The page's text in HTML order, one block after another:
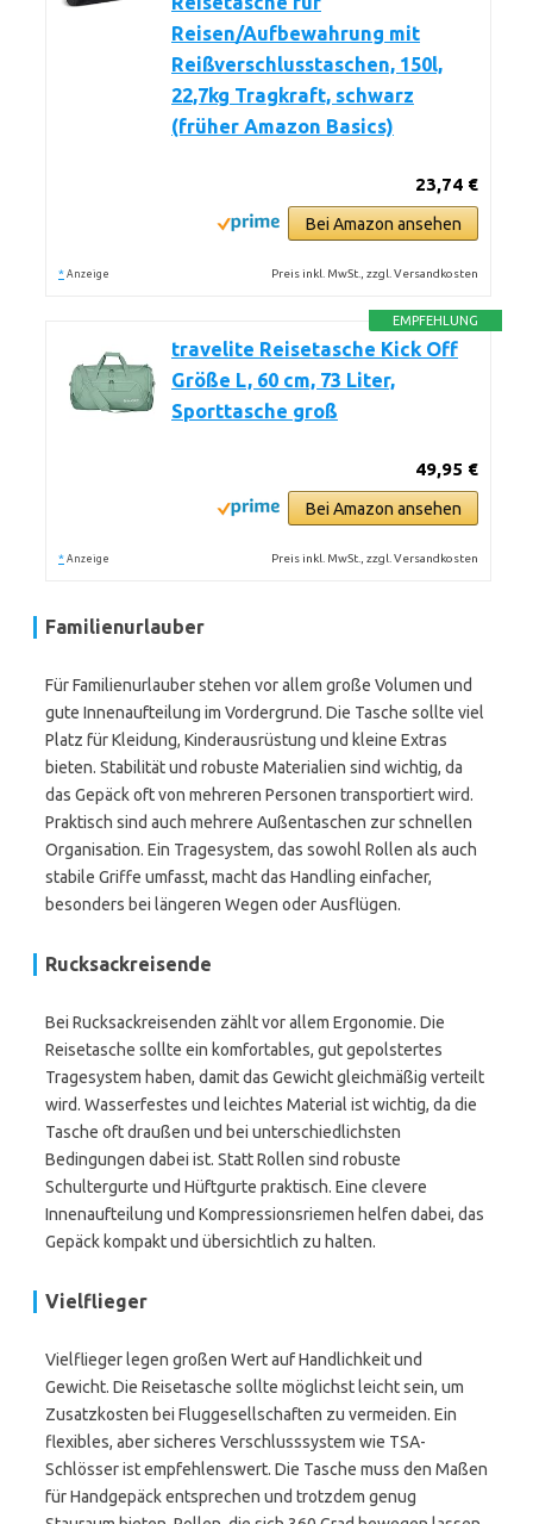
Reisen/Aufbewahrung mit
Reißverschlusstaschen, 150l,
22,7kg Tragkraft, schwarz
(früher Amazon Basics)
23,74 €
Bei Amazon ansehen
* Anzeige Preis inkl. MwSt., zzgl. Versandkosten
EMPFEHLUNG
travelite Reisetasche Kick Off
Größe L, 60 cm, 73 Liter,
Sporttasche groß
49,95 €
Bei Amazon ansehen
* Anzeige Preis inkl. MwSt., zzgl. Versandkosten
Familienurlauber
Für Familienurlauber stehen vor allem große Volumen und
gute Innenaufteilung im Vordergrund. Die Tasche sollte viel
Platz für Kleidung, Kinderausrüstung und kleine Extras
bieten. Stabilität und robuste Materialien sind wichtig, da
das Gepäck oft von mehreren Personen transportiert wird.
Praktisch sind auch mehrere Außentaschen zur schnellen
Organisation. Ein Tragesystem, das sowohl Rollen als auch
stabile Griffe umfasst, macht das Handling einfacher,
besonders bei längeren Wegen oder Ausflügen.
Rucksackreisende
Bei Rucksackreisenden zählt vor allem Ergonomie. Die
Reisetasche sollte ein komfortables, gut gepolstertes
Tragesystem haben, damit das Gewicht gleichmäßig verteilt
wird. Wasserfestes und leichtes Material ist wichtig, da die
Tasche oft draußen und bei unterschiedlichsten
Bedingungen dabei ist. Statt Rollen sind robuste
Schultergurte und Hüftgurte praktisch. Eine clevere
Innenaufteilung und Kompressionsriemen helfen dabei, das
Gepäck kompakt und übersichtlich zu halten.
Vielflieger
Vielflieger legen großen Wert auf Handlichkeit und
Gewicht. Die Reisetasche sollte möglichst leicht sein, um
Zusatzkosten bei Fluggesellschaften zu vermeiden. Ein
flexibles, aber sicheres Verschlusssystem wie TSA-
Schlösser ist empfehlenswert. Die Tasche muss den Maßen
für Handgepäck entsprechen und trotzdem genug